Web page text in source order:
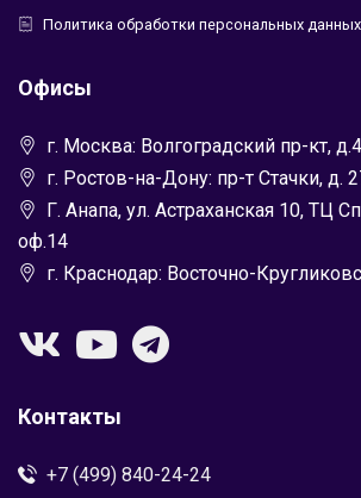
Политика обработки персональных данных
Офисы
г. Москва: Волгоградский пр-кт,
г. Ростов-на-Дону: пр-т Стачки, д.
Г. Анапа, ул. Астраханская 10, ТЦ
оф.14
г. Краснодар: Восточно-
Контакты
+7 (499) 840-24-24